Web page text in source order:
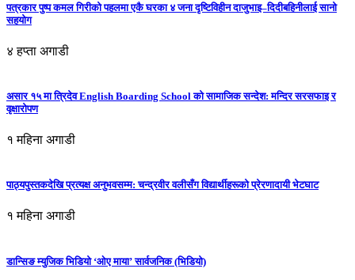
पत्रकार पुष्प कमल गिरीको पहलमा एकै घरका ४ जना दृष्टिविहीन दाजुभाइ–दिदीबहिनीलाई सानो
सहयोग
४ हप्ता अगाडी
असार १५ मा त्रिदेव English Boarding School को सामाजिक सन्देश: मन्दिर सरसफाइ र
वृक्षारोपण
१ महिना अगाडी
पाठ्यपुस्तकदेखि प्रत्यक्ष अनुभवसम्म: चन्द्रवीर वलीसँग विद्यार्थीहरूको प्रेरणादायी भेटघाट
१ महिना अगाडी
डान्सिङ म्युजिक भिडियो ‘ओए माया’ सार्वजनिक (भिडियो)